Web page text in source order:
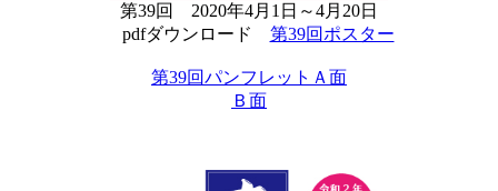
第39回 2020年4月1日～4月20日
pdfダウンロード 第39回ポスター
第39回パンフレットＡ面
Ｂ面